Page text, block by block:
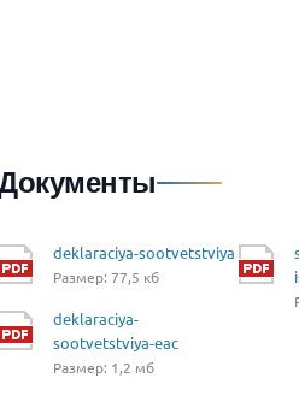
deklaraciya-sootvetstviya
Размер: 77,5 кб
deklaraciya-
sootvetstviya-eac
Размер: 1,2 мб